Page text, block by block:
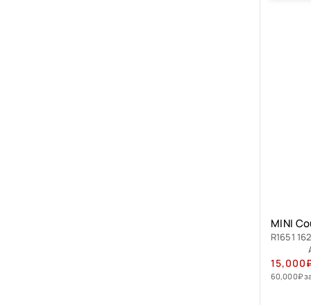
MINI
R1651
15,000
60,000₽